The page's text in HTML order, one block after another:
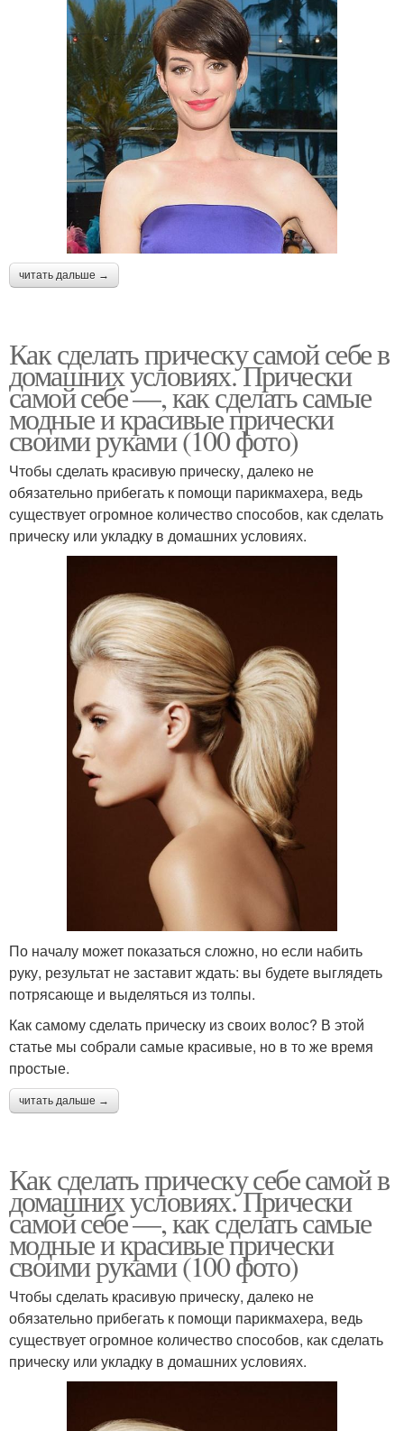
читать дальше →
Как сделать прическу самой себе в
домашних условиях. Прически
самой себе —, как сделать самые
модные и красивые прически
своими руками (100 фото)
Чтобы сделать красивую прическу, далеко не
обязательно прибегать к помощи парикмахера, ведь
существует огромное количество способов, как сделать
прическу или укладку в домашних условиях.
По началу может показаться сложно, но если набить
руку, результат не заставит ждать: вы будете выглядеть
потрясающе и выделяться из толпы.
Как самому сделать прическу из своих волос? В этой
статье мы собрали самые красивые, но в то же время
простые.
читать дальше →
Как сделать прическу себе самой в
домашних условиях. Прически
самой себе —, как сделать самые
модные и красивые прически
своими руками (100 фото)
Чтобы сделать красивую прическу, далеко не
обязательно прибегать к помощи парикмахера, ведь
существует огромное количество способов, как сделать
прическу или укладку в домашних условиях.